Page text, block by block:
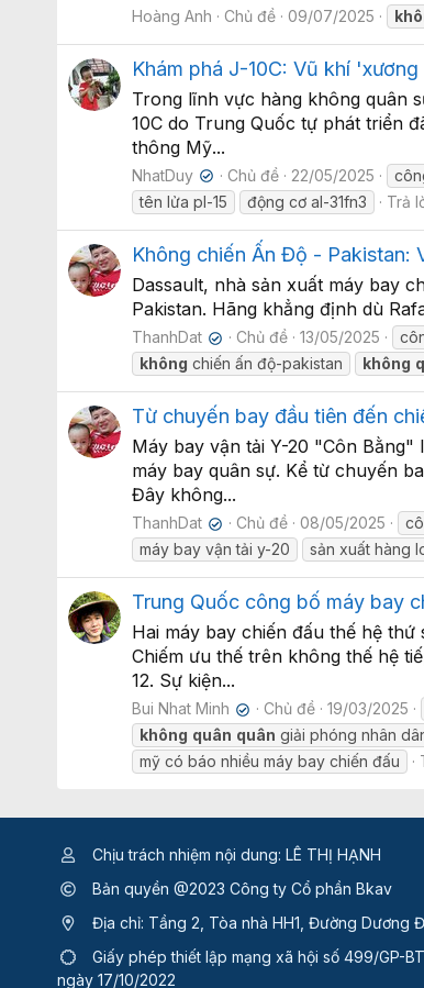
Hoàng Anh Chủ đề 09/07/2025
Khám phá J-10C: Vũ khí
Trong lĩnh vực hàng không quân
10C do Trung Quốc tự phát triển
thông Mỹ...
NhatDuy ✔ Chủ đề 22/05/2025
tên lửa pl-15
động cơ al-31fn3 Trả
Không chiến Ấn Độ - Pakistan:
Dassault, nhà sản xuất máy bay
Pakistan. Hãng khẳng định dù
ThanhDat ✔ Chủ đề 13/05/2025
không chiến ấn độ-pakistan không
Từ chuyến bay đầu tiên đến
Máy bay vận tải Y-20 "Côn
máy bay quân sự. Kể từ chuyến
Đây không...
ThanhDat ✔ Chủ đề 08/05/2025
máy bay vận tải y-20
sản xuất hàng
Trung Quốc công bố máy bay
Hai máy bay chiến đấu thế hệ
Chiếm ưu thế trên không thế hệ
12. Sự kiện...
Bui Nhat Minh ✔ Chủ đề 19/03/2025
không quân quân giải phóng nhân
mỹ có báo nhiều máy bay chiến đấu
Chịu trách nhiệm nội dung: LÊ THỊ HẠNH
Bản quyền @2023 Công ty Cổ phần Bkav
Địa chỉ: Tầng 2, Tòa nhà HH1, Đường Dương
Giấy phép thiết lập mạng xã hội số 499/GP-
ngày 17/10/2022